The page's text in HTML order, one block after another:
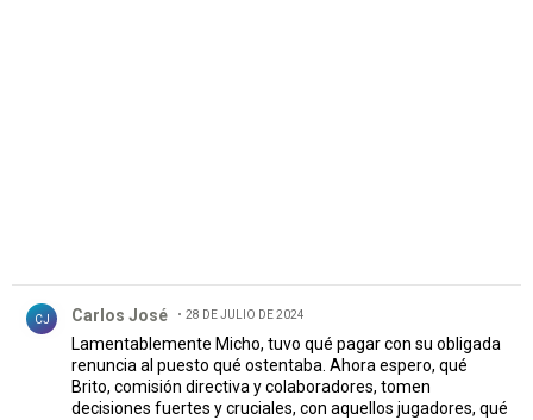
CJ Carlos José 28 DE JULIO DE 2024
Lamentablemente Micho, tuvo qué pagar con su obligada
renuncia al puesto qué ostentaba. Ahora espero, qué
Brito, comisión directiva y colaboradores, tomen
decisiones fuertes y cruciales, con aquellos jugadores, qué